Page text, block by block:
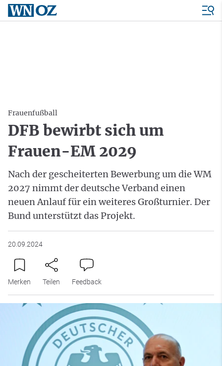
Frauenfußball
DFB bewirbt sich um
Frauen-EM 2029
Nach der gescheiterten Bewerbung um die WM
2027 nimmt der deutsche Verband einen
neuen Anlauf für ein weiteres Großturnier. Der
Bund unterstützt das Projekt.
20.09.2024
Merken Teilen Feedback